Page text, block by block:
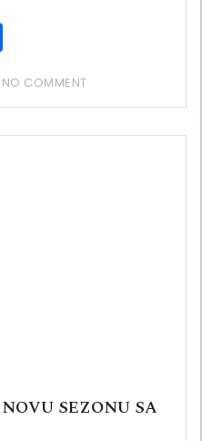
NO COMMENT
SEZONU SA